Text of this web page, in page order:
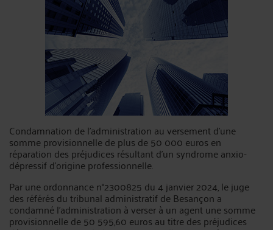
Condamnation de l’administration au versement d’une
somme provisionnelle de plus de 50 000 euros en
réparation des préjudices résultant d’un syndrome anxio-
dépressif d’origine professionnelle.
Par une ordonnance n°2300825 du 4 janvier 2024, le juge
des référés du tribunal administratif de Besançon a
condamné l’administration à verser à un agent une somme
provisionnelle de 50 595,60 euros au titre des préjudices